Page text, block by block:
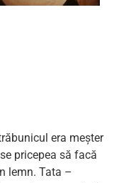
era meșter
pricepea să facă
lemn. Tata –